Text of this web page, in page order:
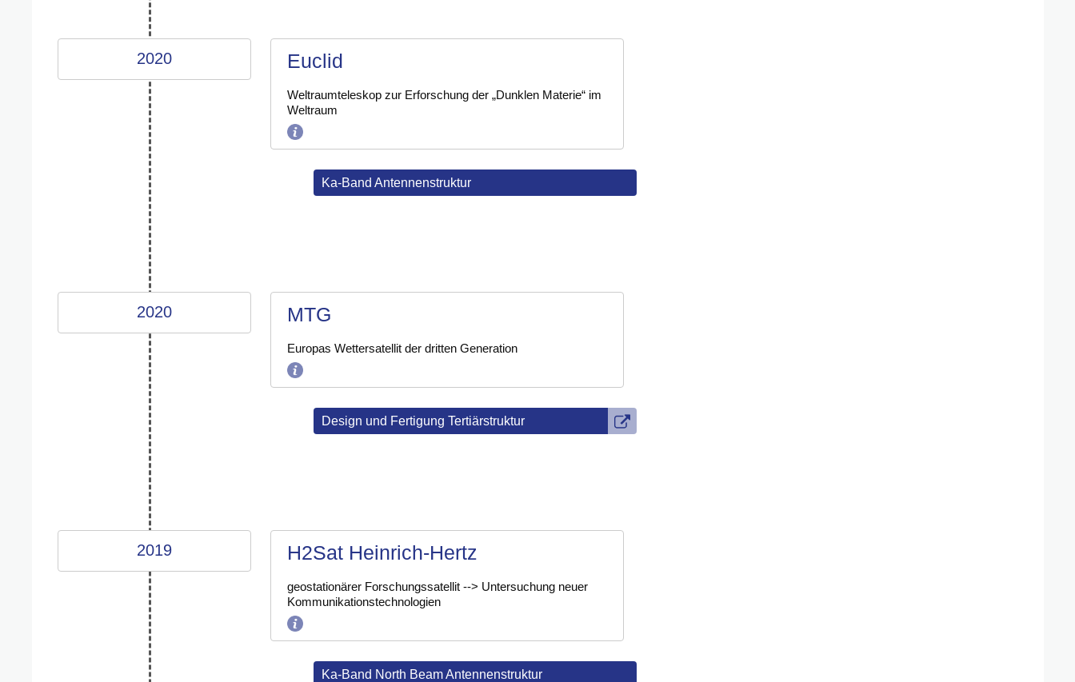
2020 Euclid
Weltraumteleskop zur Erforschung der „Dunklen Materie“ im
Weltraum
Ka-Band Antennenstruktur
2020 MTG
Europas Wettersatellit der dritten Generation
Design und Fertigung Tertiärstruktur
2019 H2Sat Heinrich-Hertz
geostationärer Forschungssatellit --> Untersuchung neuer
Kommunikationstechnologien
Ka-Band North Beam Antennenstruktur